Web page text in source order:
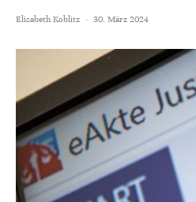
Elisabeth Koblitz · 30. März 2024